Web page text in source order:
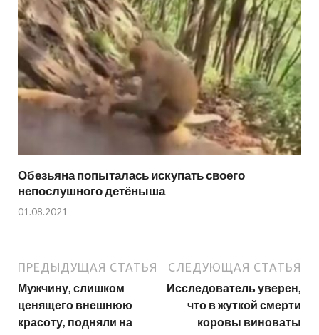
Обезьяна попыталась искупать своего
непослушного детёныша
01.08.2021
ПРЕДЫДУЩАЯ СТАТЬЯ
Мужчину, слишком
ценящего внешнюю
красоту, подняли на
СЛЕДУЮЩАЯ СТАТЬЯ
Исследователь уверен,
что в жуткой смерти
коровы виноваты